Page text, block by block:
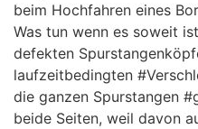
beim Hochfahren eines
Was tun wenn es soweit
defekten
laufzeitbedingten
die ganzen Spurstangen
beide Seiten, weil davon